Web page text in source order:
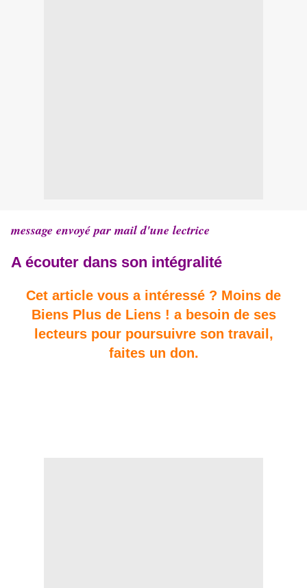
message envoyé par mail d'une lectrice
A écouter dans son intégralité
Cet article vous a intéressé ? Moins de
Biens Plus de Liens ! a besoin de ses
lecteurs pour poursuivre son travail,
faites un don.